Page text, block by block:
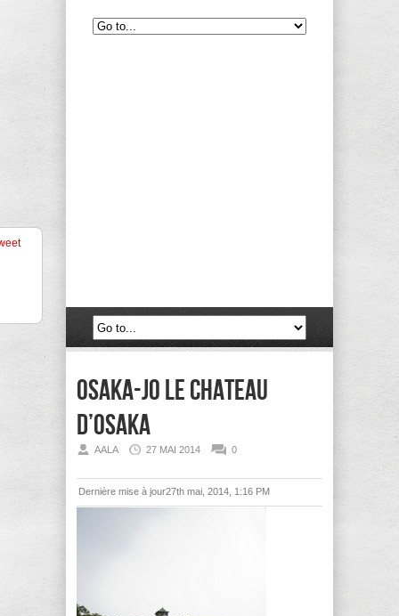
Osaka-jo le chateau
d’Osaka
AALA 27 MAI 2014 0
Dernière mise à jour27th mai, 2014, 1:16 PM